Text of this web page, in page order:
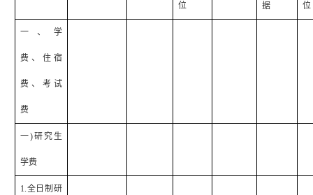
位 据 位
一、学
费、住宿
费、考试
费
一)研究生
学费
1.全日制研